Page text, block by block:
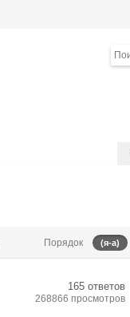
Порядок (я-а)
165 ответов
268866 просмотров